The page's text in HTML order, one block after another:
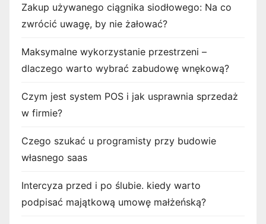
Zakup używanego ciągnika siodłowego: Na co
zwrócić uwagę, by nie żałować?
Maksymalne wykorzystanie przestrzeni –
dlaczego warto wybrać zabudowę wnękową?
Czym jest system POS i jak usprawnia sprzedaż
w firmie?
Czego szukać u programisty przy budowie
własnego saas
Intercyza przed i po ślubie. kiedy warto
podpisać majątkową umowę małżeńską?